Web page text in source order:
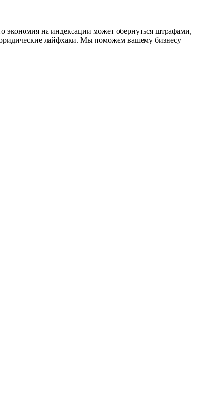
экономия на индексации может обернуться штрафами,
лайфхаки. Мы поможем вашему бизнесу